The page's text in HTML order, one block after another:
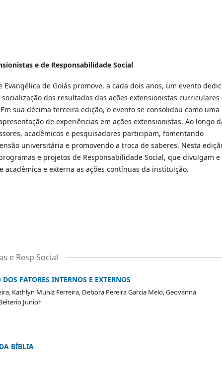
e de Responsabilidade Social
Evangélica de Goiás promove, a cada dois anos, um evento
dos resultados das ações extensionistas curriculares
sua décima terceira edição, o evento se consolidou como uma
de experiências em ações extensionistas. Ao longo
acadêmicos e pesquisadores participam, fomentando
universitária e promovendo a troca de saberes. Nesta
e projetos de Responsabilidade Social, que divulgam e
e externa as ações contínuas da instituição.
e Resp Social
FATORES INTERNOS E EXTERNOS
Kathlyn Muniz Ferreira, Debora Pereira Garcia Melo, Geovanna
Junior
BÍBLIA